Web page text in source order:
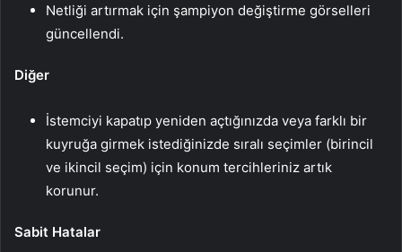
Netliği artırmak için şampiyon değiştirme görselleri
güncellendi.
Diğer
İstemciyi kapatıp yeniden açtığınızda veya farklı bir
kuyruğa girmek istediğinizde sıralı seçimler (birincil
ve ikincil seçim) için konum tercihleriniz artık
korunur.
Sabit Hatalar